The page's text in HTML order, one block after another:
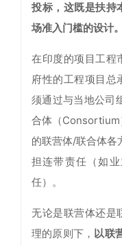
投标，这既是扶持
场准入门槛的设计。
在印度的项目工程
府性的工程项目总
须通过与当地公司
合体（Consortium
的联营体/联合体各
担连带责任（如
任）。
无论是联营体还是
理的原则下， 以联